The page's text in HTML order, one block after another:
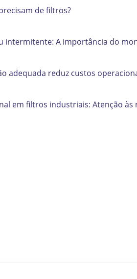
de filtros?
intermitente: A importância do
adequada reduz custos
em filtros industriais: Atenção às